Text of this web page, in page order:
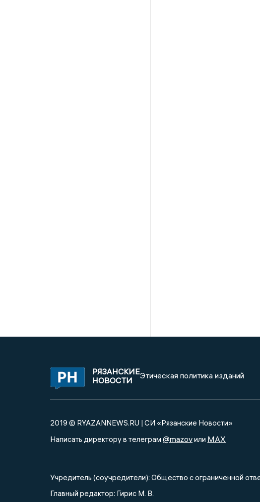
РЯЗАНСКИЕ
НОВОСТИ
Этическая политика изданий
2019 © RYAZANNEWS.RU | СИ «Рязанские Новости»
Написать директору в телеграм @mazovили MAX
Учредитель (соучредители): Общество с ограниченной
Главный редактор: Гирис М. В.